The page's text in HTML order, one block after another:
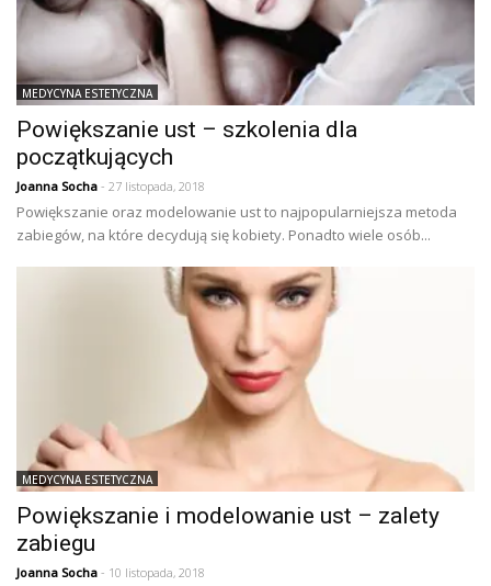
MEDYCYNA ESTETYCZNA
Powiększanie ust – szkolenia dla
początkujących
Joanna Socha - 27 listopada, 2018
Powiększanie oraz modelowanie ust to najpopularniejsza metoda
zabiegów, na które decydują się kobiety. Ponadto wiele osób...
MEDYCYNA ESTETYCZNA
Powiększanie i modelowanie ust – zalety
zabiegu
Joanna Socha - 10 listopada, 2018